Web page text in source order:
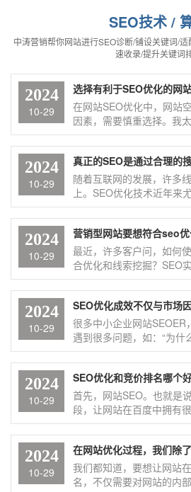
SEO技术 /
中涛营销帮你网站进行SEO诊断/铺设关键词/
速收录/提升关键词
2024
10-29
选择有利于SEO优化的网
在网站SEO优化中，网站
因素，需要慎重选择。我
然博客的主人是非常快速
机。 如
2024
10-29
随着互联网的发展，许多
上。SEO优化技术近年来
线营销都会考虑SEO优化
呢？提高在搜索引擎中的
2024
10-29
营销型网站要想符合seo
最近，许多客户问，如何
合优化和线索挖掘？SEO
了100多家国际一线企业
们的网站，总
2024
10-29
很多中小企业网站
遇到很多问题，如：“为什
老板不认可呢？”“为什么
错，而且上级说seo 优化
2024
10-29
首先，网站SEO。也就是
段，让网站在百度中拥有
好的关键词排名。好处是
做，点击不扣。缺点是可
思?
2024
10-29
我们都知道，要想让网站
名，不仅需要对网站的内